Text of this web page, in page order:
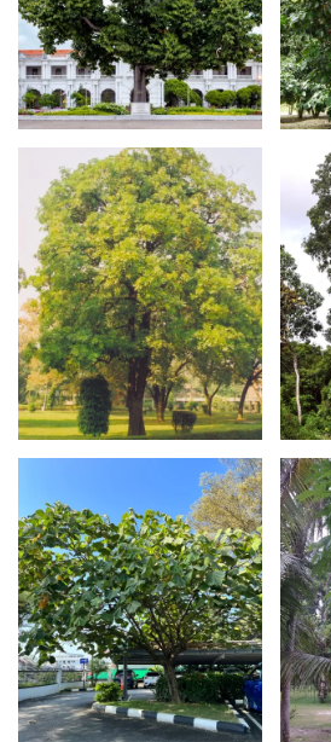
Lanjut
Maklumat
Lanjut
Maklumat
Lanjut